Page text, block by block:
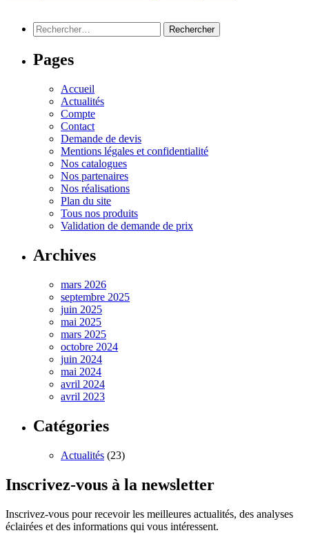
Rechercher :
Pages
Accueil
Actualités
Compte
Contact
Demande de devis
Mentions légales et confidentialité
Nos catalogues
Nos partenaires
Nos réalisations
Plan du site
Tous nos produits
Validation de demande de prix
Archives
mars 2026
septembre 2025
juin 2025
mai 2025
mars 2025
octobre 2024
juin 2024
mai 2024
avril 2024
avril 2023
Catégories
Actualités (23)
Inscrivez-vous à la newsletter
Inscrivez-vous pour recevoir les meilleures actualités, des analyses
éclairées et des informations qui vous intéressent.